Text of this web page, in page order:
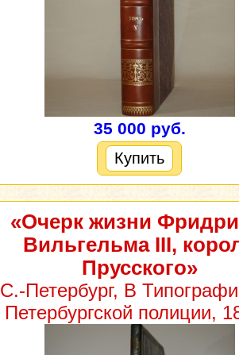
35 000 руб.
Купить
«Очерк жизни
Вильгельма III,
Прусского»
С.-Петербург, В
Петербургской полиции,